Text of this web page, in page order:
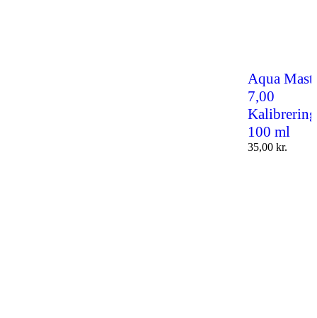
Aqua
7,00
100 ml
35,00 kr.